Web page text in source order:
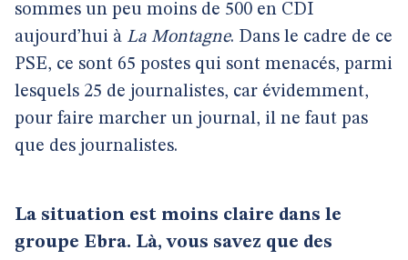
sommes un peu moins de 500 en CDI
aujourd’hui à La Montagne. Dans le cadre de ce
PSE, ce sont 65 postes qui sont menacés, parmi
lesquels 25 de journalistes, car évidemment,
pour faire marcher un journal, il ne faut pas
que des journalistes.
La situation est moins claire dans le
groupe Ebra. Là, vous savez que des